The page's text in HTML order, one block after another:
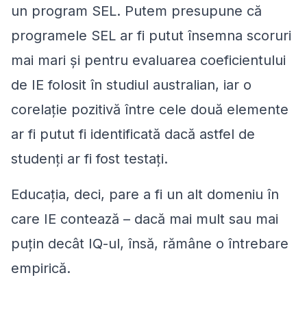
un program SEL. Putem presupune că
programele SEL ar fi putut însemna scoruri
mai mari și pentru evaluarea coeficientului
de IE folosit în studiul australian, iar o
corelație pozitivă între cele două elemente
ar fi putut fi identificată dacă astfel de
studenți ar fi fost testați.
Educația, deci, pare a fi un alt domeniu în
care IE contează – dacă mai mult sau mai
puțin decât IQ-ul, însă, rămâne o întrebare
empirică.